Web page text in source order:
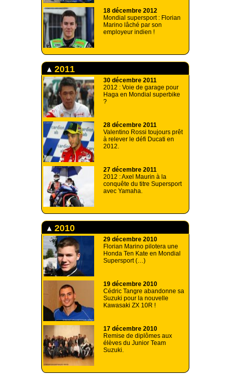
18 décembre 2012
Mondial supersport : Florian
Marino lâché par son
employeur indien !
2011
30 décembre 2011
2012 : Voie de garage pour
Haga en Mondial superbike
?
28 décembre 2011
Valentino Rossi toujours prêt
à relever le défi Ducati en
2012.
27 décembre 2011
2012 : Axel Maurin à la
conquête du titre Supersport
avec Yamaha.
2010
29 décembre 2010
Florian Marino pilotera une
Honda Ten Kate en Mondial
Supersport (…)
19 décembre 2010
Cédric Tangre abandonne sa
Suzuki pour la nouvelle
Kawasaki ZX 10R !
17 décembre 2010
Remise de diplômes aux
élèves du Junior Team
Suzuki.